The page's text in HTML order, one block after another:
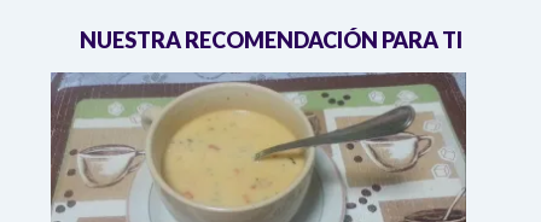
NUESTRA RECOMENDACIÓN PARA TI